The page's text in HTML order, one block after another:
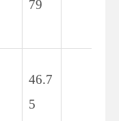
79
46.7
5